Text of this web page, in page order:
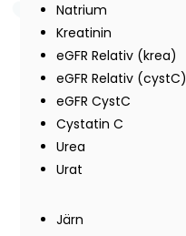
Natrium
Kreatinin
eGFR Relativ (krea)
eGFR Relativ (cystC)
eGFR CystC
Cystatin C
Urea
Urat
Järn